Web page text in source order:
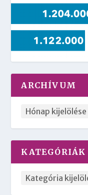
ARCHÍVUM
KATEGÓRIÁK